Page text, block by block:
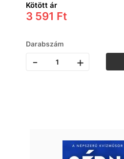
Kötött ár
3 591 Ft
Darabszám
- +